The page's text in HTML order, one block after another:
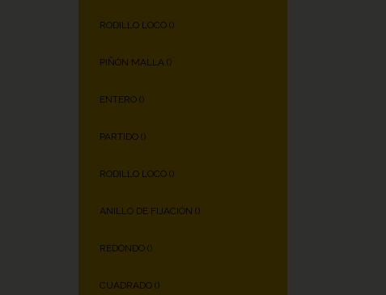
RODILLO LOCO ()
PIÑÓN MALLA ()
ENTERO ()
PARTIDO ()
RODILLO LOCO ()
ANILLO DE FIJACIÓN ()
REDONDO ()
CUADRADO ()